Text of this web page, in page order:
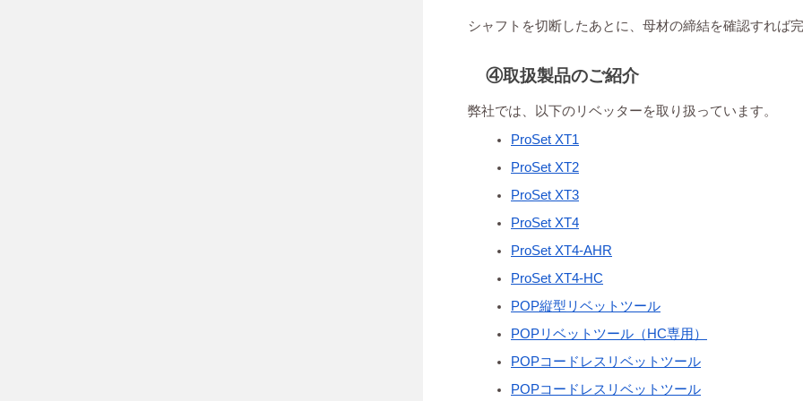
シャフトを切断したあとに、母材の締結を確認すれば完
④取扱製品のご紹介
弊社では、以下のリベッターを取り扱っています。
ProSet XT1
ProSet XT2
ProSet XT3
ProSet XT4
ProSet XT4-AHR
ProSet XT4-HC
POP縦型リベットツール
POPリベットツール（HC専用）
POPコードレスリベットツール
POPコードレスリベットツール